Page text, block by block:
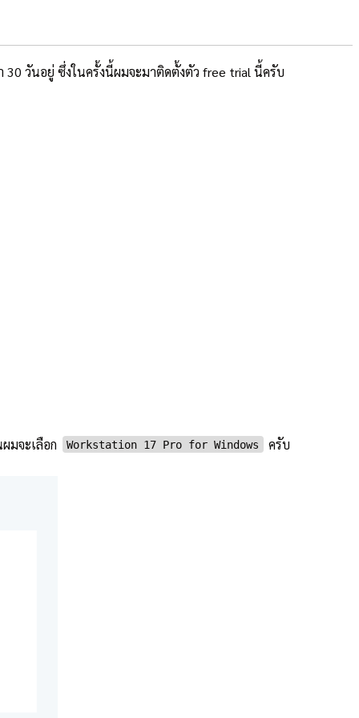
30 วันอยู่ ซึ่งในครั้งนี้ผมจะมาติดตั้งตัว free trial นี้ครับ
มจะเลือก Workstation 17 Pro for Windows ครับ